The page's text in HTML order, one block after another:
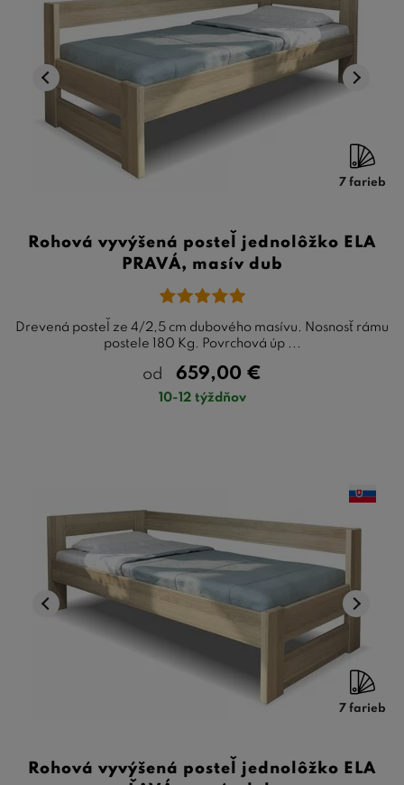
7 farieb
Rohová vyvýšená posteľ jednolôžko ELA
PRAVÁ, masív dub
Drevená posteľ ze 4/2,5 cm dubového masívu. Nosnosť rámu
postele 180 Kg. Povrchová úp ...
od 659,00 €
10-12 týždňov
7 farieb
Rohová vyvýšená posteľ jednolôžko ELA